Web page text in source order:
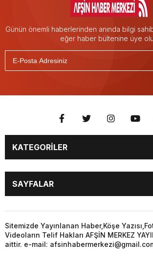
Günün önemli haberlerinden anında bilgi
eğer haber bültenine üye
KATEGORİLER
EĞİTİM
EKONOMİ
GÜNCEL
SİYASET
YEREL
KÜNYE
…
3. SAYFA
SAYFALAR
GÜNCEL
ÖZEL HABER
SİYASET
YEREL
KÜNYE
…
Sitemizde Yayınlanan Haber,Köşe
Videoların Telif Hakları AFŞİN MERKEZ
aittir. e-mail: